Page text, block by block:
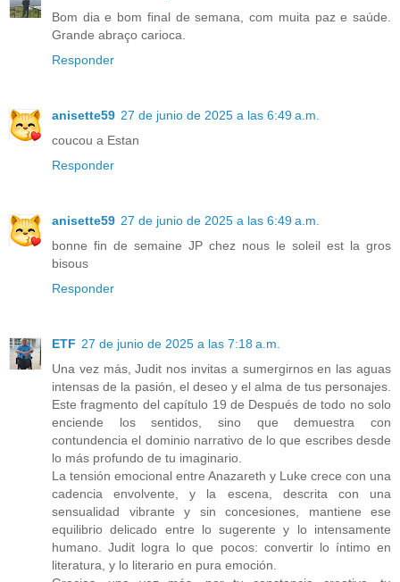
Bom dia e bom final de semana, com muita paz e saúde.
Grande abraço carioca.
Responder
anisette59 27 de junio de 2025 a las 6:49 a.m.
coucou a Estan
Responder
anisette59 27 de junio de 2025 a las 6:49 a.m.
bonne fin de semaine JP chez nous le soleil est la gros
bisous
Responder
ETF 27 de junio de 2025 a las 7:18 a.m.
Una vez más, Judit nos invitas a sumergirnos en las aguas
intensas de la pasión, el deseo y el alma de tus personajes.
Este fragmento del capítulo 19 de Después de todo no solo
enciende los sentidos, sino que demuestra con
contundencia el dominio narrativo de lo que escribes desde
lo más profundo de tu imaginario.
La tensión emocional entre Anazareth y Luke crece con una
cadencia envolvente, y la escena, descrita con una
sensualidad vibrante y sin concesiones, mantiene ese
equilibrio delicado entre lo sugerente y lo intensamente
humano. Judit logra lo que pocos: convertir lo íntimo en
literatura, y lo literario en pura emoción.